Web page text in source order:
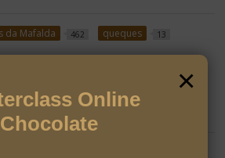
da Mafalda 462 queques 13
Noz e Canela
41
×
Online
Chocolate